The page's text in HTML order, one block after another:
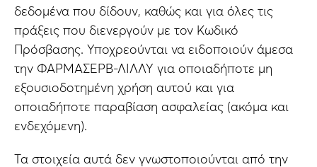
δεδομένα που δίδουν, καθώς και για όλες τις
πράξεις που διενεργούν με τον Κωδικό
Πρόσβασης. Υποχρεούνται να ειδοποιούν άμεσα
την ΦΑΡΜΑΣΕΡΒ-ΛΙΛΛΥ για οποιαδήποτε μη
εξουσιοδοτημένη χρήση αυτού και για
οποιαδήποτε παραβίαση ασφαλείας (ακόμα και
ενδεχόμενη).
Τα στοιχεία αυτά δεν γνωστοποιούνται από την